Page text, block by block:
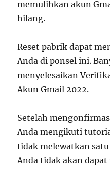
memulihkan akun
hilang.
Reset pabrik dapat
Anda di ponsel ini.
menyelesaikan
Akun Gmail 2022.
Setelah
Anda mengikuti
tidak melewatkan
Anda tidak akan